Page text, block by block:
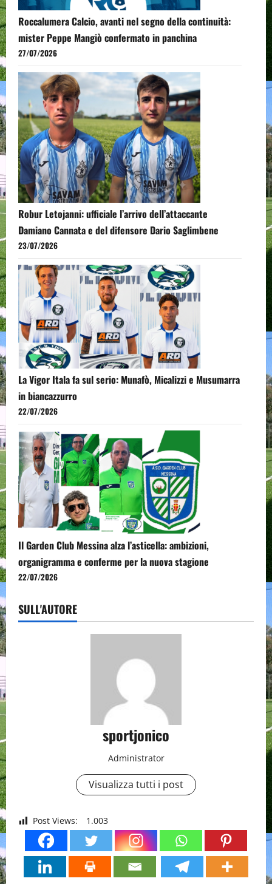
Roccalumera Calcio, avanti nel segno della continuità:
mister Peppe Mangiò confermato in panchina
27/07/2026
Robur Letojanni: ufficiale l’arrivo dell’attaccante
Damiano Cannata e del difensore Dario Saglimbene
23/07/2026
La Vigor Itala fa sul serio: Munafò, Micalizzi e Musumarra
in biancazzurro
22/07/2026
Il Garden Club Messina alza l’asticella: ambizioni,
organigramma e conferme per la nuova stagione
22/07/2026
SULL'AUTORE
sportjonico
Administrator
Visualizza tutti i post
Post Views: 1.003